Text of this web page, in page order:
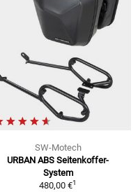
SW-Motech
URBAN ABS Seitenkoffer-
System
480,00 €1